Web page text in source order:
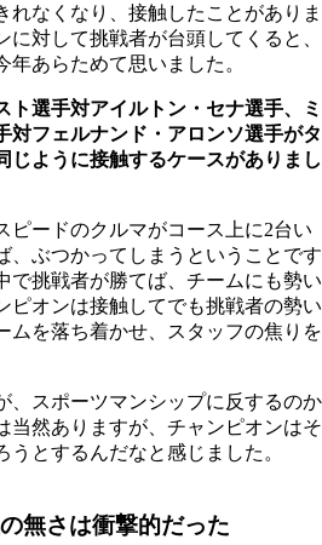
れなくなり、接触したことがありま
に対して挑戦者が台頭してくると、
あらためて思いました。
選手対アイルトン・セナ選手、ミ
対フェルナンド・アロンソ選手がタ
じように接触するケースがありまし
ードのクルマがコース上に2台い
、ぶつかってしまうということです
で挑戦者が勝てば、チームにも勢い
ピオンは接触してでも挑戦者の勢い
ムを落ち着かせ、スタッフの焦りを
、スポーツマンシップに反するのか
当然ありますが、チャンピオンはそ
うとするんだなと感じました。
無さは衝撃的だった